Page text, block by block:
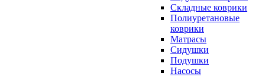
Складные коврики
Полиуретановые
коврики
Матрасы
Сидушки
Подушки
Насосы